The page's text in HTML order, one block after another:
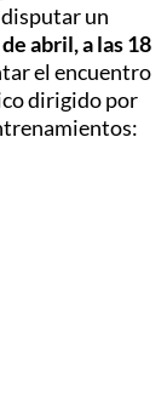
disputar un
abril, a las 18
el encuentro
dirigido por